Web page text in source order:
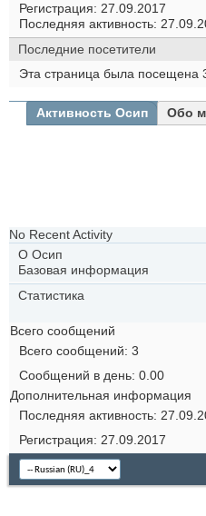
Регистрация 27.09.2017
Последняя активность
Последние посетители
Эта страница была посещена
Активность Осип Обо
No Recent Activity
О Осип
Базовая информация
Статистика
Всего сообщений
Всего сообщений 3
Сообщений в день 0.00
Дополнительная информация
Последняя активность
Регистрация 27.09.2017